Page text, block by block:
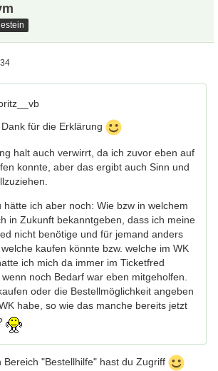
Schwarzmarktes. Weitergabe nur zum
an persönlich bekannte Fans.
Menschenverstand, deren
von den Vereinen als gut
und respektvoller Umgang
Vereinsfarben. Dem Verein nutzen und
verschiedenen Gründen immer wieder
dies warum auch immer
wird und grundlos nachteilige
entstehen.
natürlich schwarze Schafe, die
zu ihrem eigenen Vorteil abgreifen wollen
dem Forum identifizieren. Solche wollen
vor lassen, im Sinne des Forums
auch von Euch.
das hier lesen sind keine Vereine und
Schafe. Es sind User, die sich
als gleichwertiges Mitglied von tooor
bei einigen Treffen waren, die wirklich
dazu gehören.
Dank für die Erklärung
halt auch verwirrt, da ich zuvor eben auf
konnte, aber das ergibt auch Sinn und
hätte ich aber noch: Wie bzw in welchem
in Zukunft bekanntgeben, dass ich meine
nicht benötige und für jemand anders
kaufen könnte bzw. welche im WK
ich mich da immer im Ticketfred
noch Bedarf war eben mitgeholfen.
oder die Bestellmöglichkeit angeben
habe, so wie das manche bereits jetzt
Bereich "Bestellhilfe" hast du Zugriff